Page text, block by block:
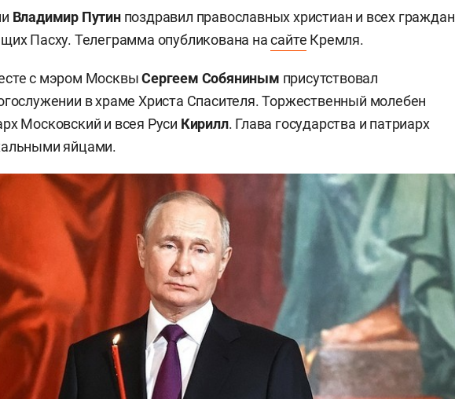
Владимир Путинпоздравил православных христиан и всех граждан
Пасху. Телеграмма опубликована насайте Кремля.
с мэром МосквыСергеем Собяниным присутствовал
в храме Христа Спасителя. Торжественный молебен
Московский и всея Руси Кирилл. Глава государства и патриарх
яйцами.